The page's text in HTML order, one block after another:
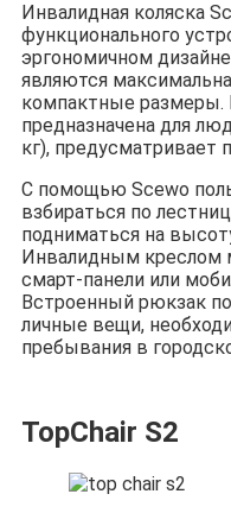
Инвалидная коляска
функционального
эргономичном
являются
компактные размеры.
предназначена для
кг), предусматривает
С помощью Scewo
взбираться по
подниматься на
Инвалидным креслом
смарт-панели или
Встроенный рюкзак
личные вещи,
пребывания в
TopChair S2